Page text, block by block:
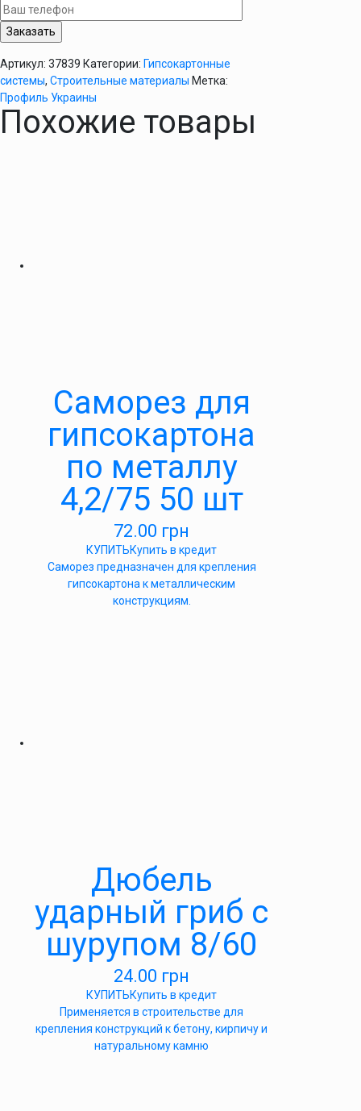
(
0,5мм
Артикул: 37839 Категории: Гипсокартонные
системы, Строительные материалы Метка:
Профиль Украины
Похожие товары
Саморез для
гипсокартона
по металлу
4,2/75 50 шт
72.00 грн
КУПИТЬКупить в кредит
Саморез предназначен для крепления
гипсокартона к металлическим
конструкциям.
Дюбель
ударный гриб с
шурупом 8/60
24.00 грн
КУПИТЬКупить в кредит
Применяется в строительстве для
крепления конструкций к бетону, кирпичу и
натуральному камню